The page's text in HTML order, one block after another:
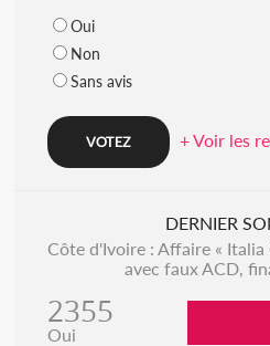
Oui
Non
Sans avis
+ Voir les
DERNIER
Côte d'Ivoire : Affaire «
avec faux ACD,
2355
Oui